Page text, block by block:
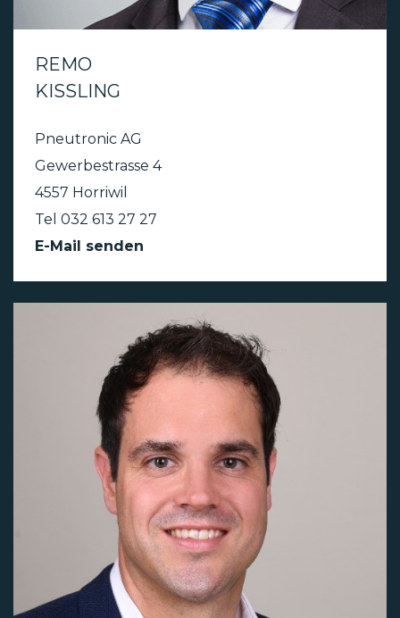
REMO
KISSLING
Pneutronic AG
Gewerbestrasse 4
4557 Horriwil
Tel 032 613 27 27
E-Mail senden